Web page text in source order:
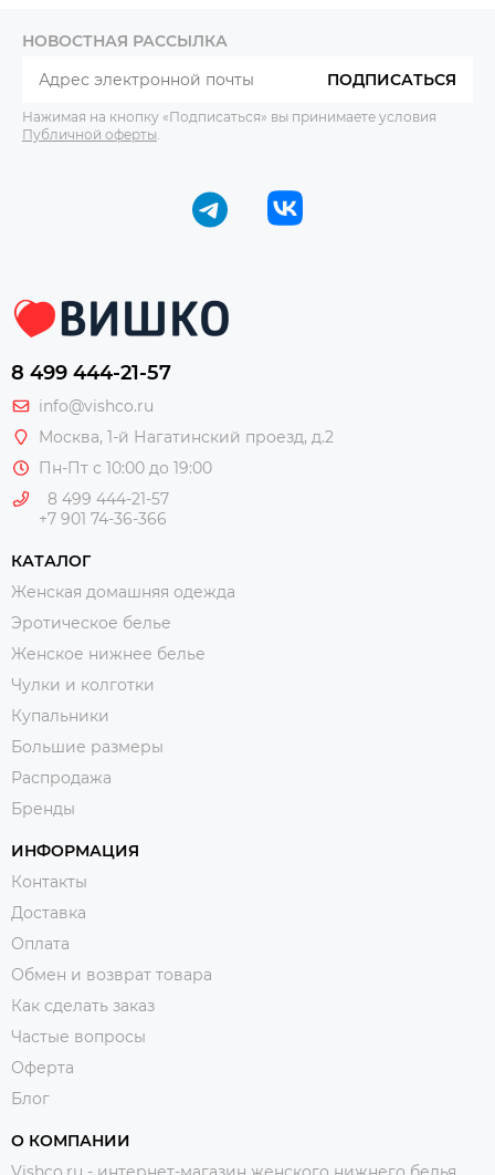
НОВОСТНАЯ РАССЫЛКА
ПОДПИСАТЬСЯ
Нажимая на кнопку «Подписаться» вы принимаете условия
Публичной оферты
8 499 444-21-57
info@vishco.ru
Москва, 1-й Нагатинский проезд, д.2
Пн-Пт с 10:00 до 19:00
8 499 444-21-57
+7 901 74-36-366
КАТАЛОГ
Женская домашняя одежда
Эротическое белье
Женское нижнее белье
Чулки и колготки
Купальники
Большие размеры
Распродажа
Бренды
ИНФОРМАЦИЯ
Контакты
Доставка
Оплата
Обмен и возврат товара
Как сделать заказ
Частые вопросы
Оферта
Блог
О КОМПАНИИ